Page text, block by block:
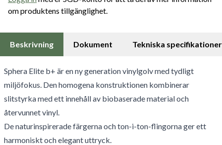
om produktens tillgänglighet.
Beskrivning Dokument Tekniska specifikationer
Sphera Elite b+ är en ny generation vinylgolv med tydligt
miljöfokus. Den homogena konstruktionen kombinerar
slitstyrka med ett innehåll av biobaserade material och
återvunnet vinyl.
De naturinspirerade färgerna och ton-i-ton-flingorna ger ett
harmoniskt och elegant uttryck.